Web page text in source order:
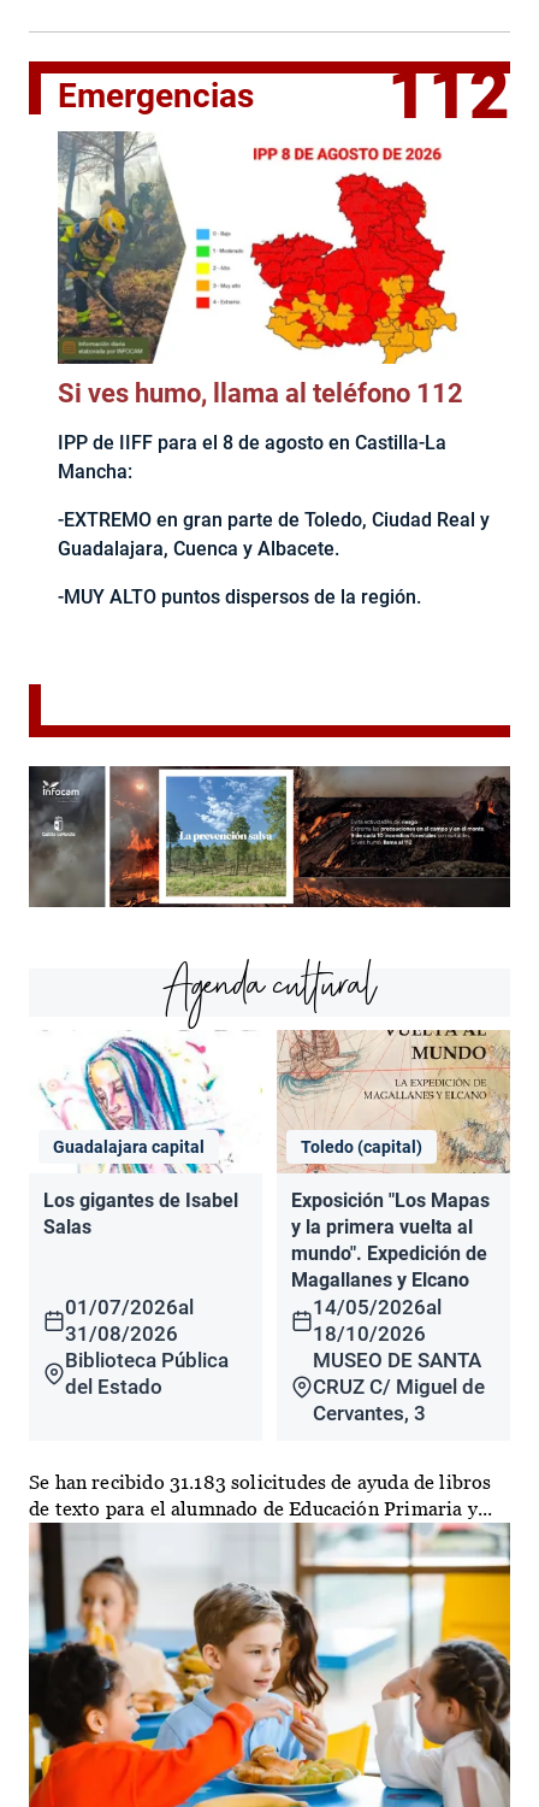
Emergencias 112
Si ves humo, llama al teléfono 112
IPP de IIFF para el 8 de agosto en Castilla-La
Mancha:
-EXTREMO en gran parte de Toledo, Ciudad Real y
Guadalajara, Cuenca y Albacete.
-MUY ALTO puntos dispersos de la región.
Agenda cultural
Guadalajara capital
Los gigantes de Isabel
Salas
01/07/2026al
31/08/2026
Biblioteca Pública
del Estado
Toledo (capital)
Exposición "Los Mapas
y la primera vuelta al
mundo". Expedición de
Magallanes y Elcano
14/05/2026al
18/10/2026
MUSEO DE SANTA
CRUZ C/ Miguel de
Cervantes, 3
Se han recibido 31.183 solicitudes de ayuda de libros
de texto para el alumnado de Educación Primaria y...